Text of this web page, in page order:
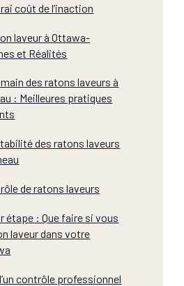
coût de l’inaction
laveur à Ottawa-
et Réalités
des ratons laveurs à
: Meilleures pratiques
des ratons laveurs
de ratons laveurs
étape : Que faire si vous
laveur dans votre
contrôle professionnel